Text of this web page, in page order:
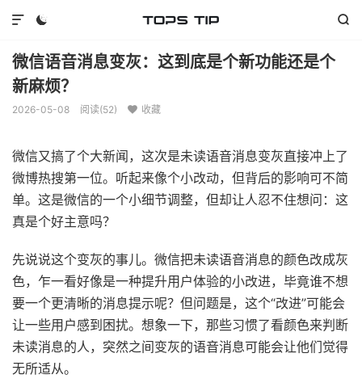
 

微信语音消息变灰：这到底是个新功能还是个
新麻烦？
2026-05-08 阅读(52)  收藏
微信又搞了个大新闻，这次是未读语音消息变灰直接冲上了
微博热搜第一位。听起来像个小改动，但背后的影响可不简
单。这是微信的一个小细节调整，但却让人忍不住想问：这
真是个好主意吗？
先说说这个变灰的事儿。微信把未读语音消息的颜色改成灰
色，乍一看好像是一种提升用户体验的小改进，毕竟谁不想
要一个更清晰的消息提示呢？但问题是，这个“改进”可能会
让一些用户感到困扰。想象一下，那些习惯了看颜色来判断
未读消息的人，突然之间变灰的语音消息可能会让他们觉得
无所适从。